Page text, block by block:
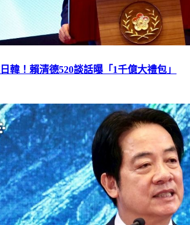
韓！賴清德520談話曝「1千億大禮包」